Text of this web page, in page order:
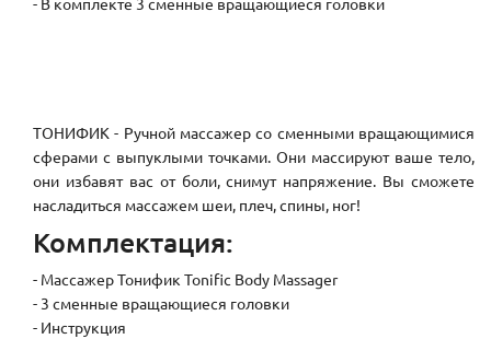
ТОНИФИК - Ручной массажер со сменными вращающимися
сферами с выпуклыми точками. Они массируют ваше тело,
они избавят вас от боли, снимут напряжение. Вы сможете
насладиться массажем шеи, плеч, спины, ног!
Комплектация:
- Массажер Тонифик Tonific Body Massager
- 3 сменные вращающиеся головки
- Инструкция